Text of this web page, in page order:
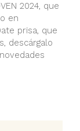
2024, que
en
prisa, que
descárgalo